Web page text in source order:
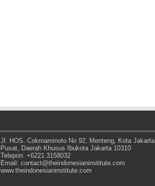
Jl. HOS. Cokroaminoto No 92, Menteng, Kota Jakarta
Pusat, Daerah Khusus Ibukota Jakarta 10310
Telepon: +6221 3158032
Email: contact@theindonesianinstitute.com
www.theindonesianinstitute.com